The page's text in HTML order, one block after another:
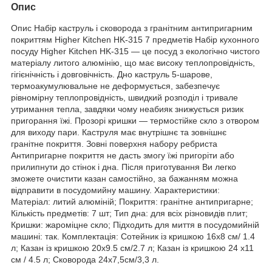
Опис
Опис Набір каструль і сковорода з гранітним антипригарним
покриттям Higher Kitchen HK-315 7 предметів Набір кухонного
посуду Higher Kitchen HK-315 — це посуд з екологічно чистого
матеріалу литого алюмінію, що має високу теплопровідність,
гігієнічність і довговічність. Дно каструль 5-шарове,
термоакумулювальне не деформується, забезпечує
рівномірну теплопровідність, швидкий розподіл і тривале
утримання тепла, завдяки чому неабияк знижується ризик
пригорання їжі. Прозорі кришки — термостійке скло з отвором
для виходу пари. Каструля має внутрішнє та зовнішнє
гранітне покриття. Зовні поверхня набору ребриста
Антипригарне покриття не дасть змогу їжі пригоріти або
прилипнути до стінок і дна. Після приготування Ви легко
зможете очистити казан самостійно, за бажанням можна
відправити в посудомийну машину. Характеристики:
Матеріал: литий алюміній; Покриття: гранітне антипригарне;
Кількість предметів: 7 шт; Тип дна: для всіх різновидів плит;
Кришки: жароміцне скло; Підходить для миття в посудомийній
машині: так. Комплектація: Сотейник із кришкою 16х8 см/ 1.4
л; Казан із кришкою 20х9.5 см/2.7 л; Казан із кришкою 24 х11
см / 4.5 л; Сковорода 24х7,5см/3,3 л.